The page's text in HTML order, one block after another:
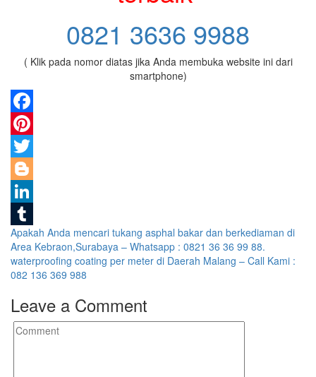
0821 3636 9988
( Klik pada nomor diatas jika Anda membuka website ini dari
smartphone)
Facebook
Pinterest
Twitter
Blogger
LinkedIn
Tumblr
Post
navigation
Apakah Anda mencari tukang asphal bakar dan berkediaman di
Area Kebraon,Surabaya – Whatsapp : 0821 36 36 99 88.
waterproofing coating per meter di Daerah Malang – Call Kami :
082 136 369 988
Leave a Comment